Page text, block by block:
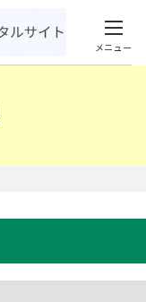
メニュー